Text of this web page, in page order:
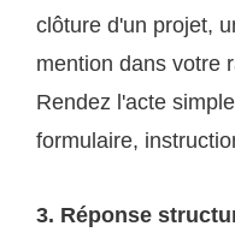
clôture d'un projet,
mention dans votre
Rendez l'acte
formulaire,
3. Réponse